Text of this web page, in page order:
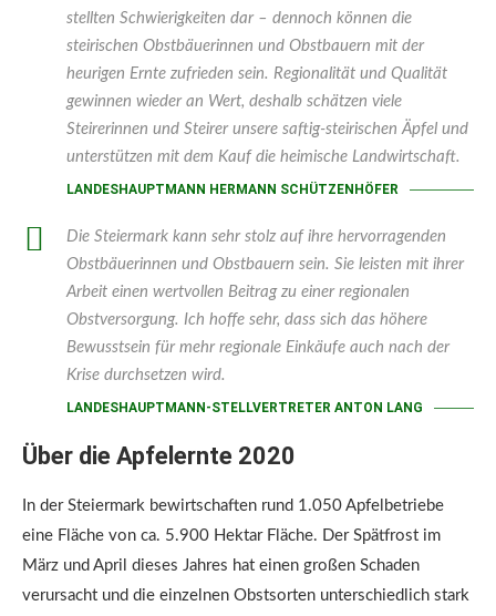
stellten Schwierigkeiten dar – dennoch können die
steirischen Obstbäuerinnen und Obstbauern mit der
heurigen Ernte zufrieden sein. Regionalität und Qualität
gewinnen wieder an Wert, deshalb schätzen viele
Steirerinnen und Steirer unsere saftig-steirischen Äpfel und
unterstützen mit dem Kauf die heimische Landwirtschaft.
LANDESHAUPTMANN HERMANN SCHÜTZENHÖFER
Die Steiermark kann sehr stolz auf ihre hervorragenden
Obstbäuerinnen und Obstbauern sein. Sie leisten mit ihrer
Arbeit einen wertvollen Beitrag zu einer regionalen
Obstversorgung. Ich hoffe sehr, dass sich das höhere
Bewusstsein für mehr regionale Einkäufe auch nach der
Krise durchsetzen wird.
LANDESHAUPTMANN-STELLVERTRETER ANTON LANG
Über die Apfelernte 2020
In der Steiermark bewirtschaften rund 1.050 Apfelbetriebe
eine Fläche von ca. 5.900 Hektar Fläche. Der Spätfrost im
März und April dieses Jahres hat einen großen Schaden
verursacht und die einzelnen Obstsorten unterschiedlich stark